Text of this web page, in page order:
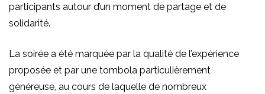
participants autour d’un moment de partage et de
solidarité.
La soirée a été marquée par la qualité de l’expérience
proposée et par une tombola particulièrement
généreuse, au cours de laquelle de nombreux